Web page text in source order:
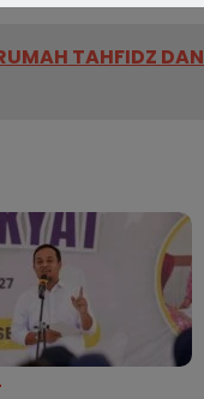
TAHFIDZ DAN